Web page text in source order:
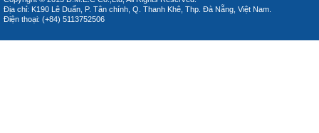
Địa chỉ: K190 Lê Duẩn, P. Tân chính, Q. Thanh Khê, Thp. Đà Nẵng, Việt Nam.
Điện thoại: (+84) 5113752506